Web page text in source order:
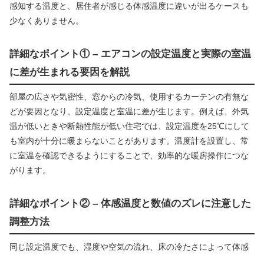
感知する温度と、居住者が感じる体感温度に違いが出るケースも
少なくありません。
詳細なポイント① – エアコンの設定温度と実際の室温
に差が生まれる要因を解説
部屋の広さや気密性、窓からの冷気、使用するカーテンの有無な
どが要因となり、設定温度と室温に差が生じます。例えば、外気
温が低いときや断熱性能が低い住宅では、設定温度を25℃にして
も室内が十分に暖まらないことがあります。温度計を設置し、常
に室温を確認できるようにすることで、効率的な暖房操作につな
がります。
詳細なポイント② – 体感温度と数値のズレに注意した
調整方法
同じ設定温度でも、湿度や空気の流れ、床の冷たさによって体感